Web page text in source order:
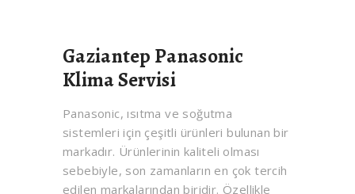
Gaziantep Panasonic
Klima Servisi
Panasonic, ısıtma ve soğutma
sistemleri için çeşitli ürünleri bulunan bir
markadır. Ürünlerinin kaliteli olması
sebebiyle, son zamanların en çok tercih
edilen markalarından biridir. Özellikle